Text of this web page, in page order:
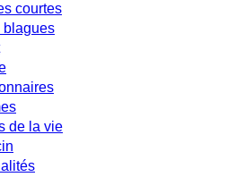
courtes
blagues
de la vie